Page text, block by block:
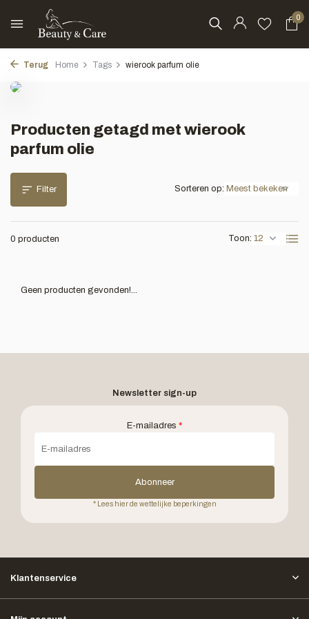
0
Terug Home Tags wierook parfum olie
Producten getagd met wierook
parfum olie
Filter
0 producten Toon:
Sorteren op:
Geen producten gevonden!...
Newsletter sign-up
E-mailadres *
Abonneer
* Lees hier de wettelijke beperkingen
Klantenservice